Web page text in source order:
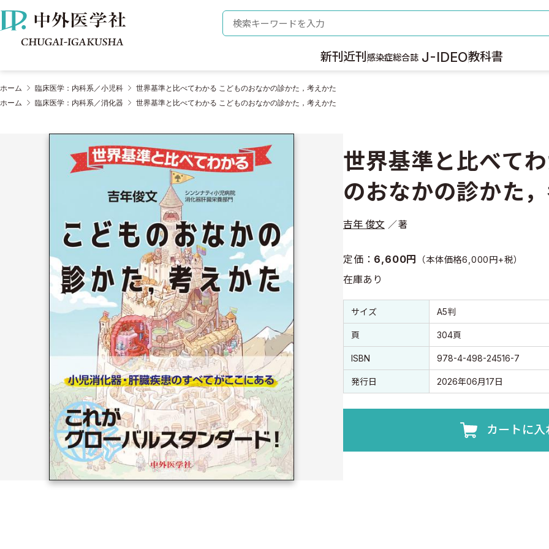
株式会社 中外医学社 検索キーワード
新刊 近刊 感染症総合誌 J-IDEO教科書
ホーム 臨床医学：内科系／小児科
世界基準と比べてわかる こどものおなかの診かた，考えかた
ホーム
臨床医学：内科系／消化器 世界基準と比べてわかる こどものおなかの診かた，考えかた
世界基準と比べて
のおなかの診かた
吉年 俊文 著
定価： 6,600円 （本体価格6,000円+税）
在庫あり
書誌情報
書誌情報
サイズ A5判
頁 304頁
ISBN 978-4-498-24516-7
発行日 2026年06月17日
カートに入